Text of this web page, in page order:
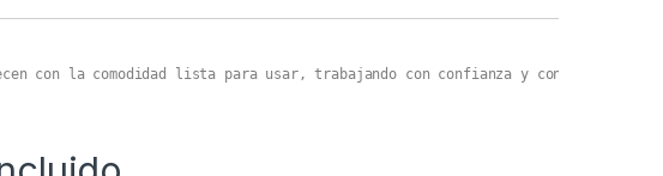
con la comodidad lista para usar, trabajando con confianza y con el